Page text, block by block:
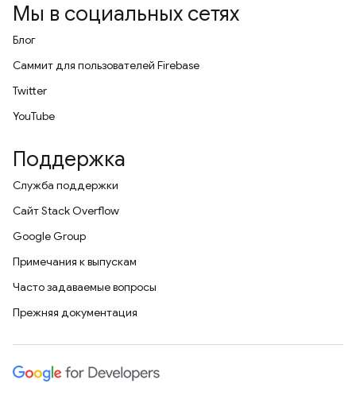
Мы в социальных сетях
Блог
Саммит для пользователей Firebase
Twitter
YouTube
Поддержка
Служба поддержки
Сайт Stack Overflow
Google Group
Примечания к выпускам
Часто задаваемые вопросы
Прежняя документация